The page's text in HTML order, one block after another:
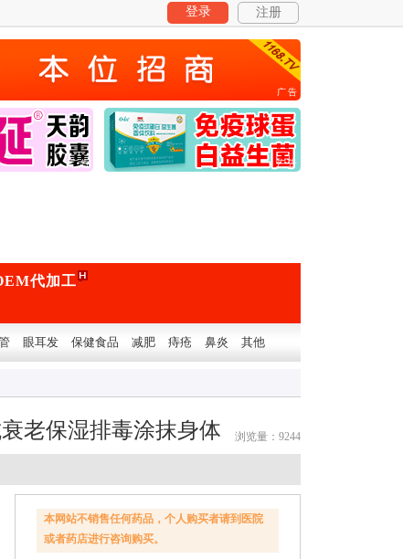
登录 注册
广告
广告 广告
代加工
眼耳发 保健食品 减肥 痔疮 鼻炎 其他
老保湿排毒涂抹身体
浏览量：9244
本网站不销售任何药品，个人购买者请到医院
或者药店进行咨询购买。